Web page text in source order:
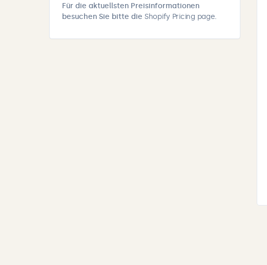
Für die aktuellsten Preisinformationen
besuchen Sie bitte die Shopify Pricing page.